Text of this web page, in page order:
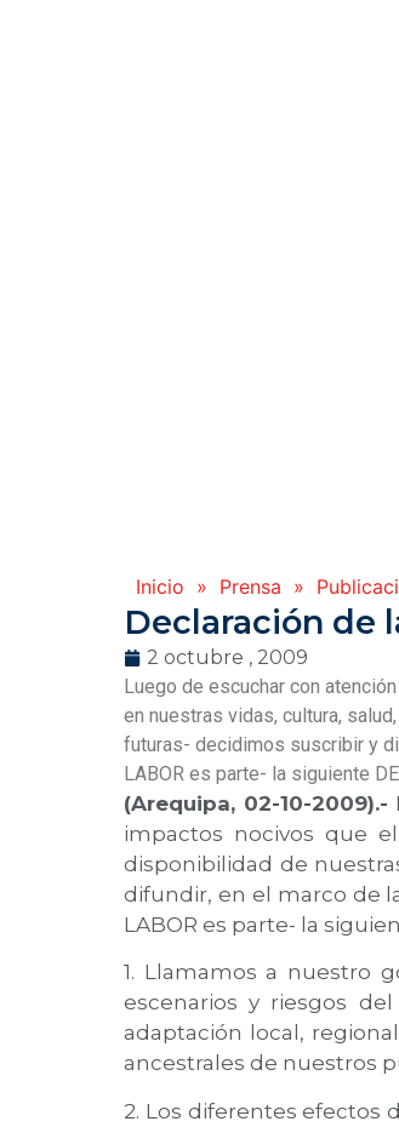
Inicio » Prensa »
Declaración de
2 octubre , 2009
Luego de escuchar con
en nuestras vidas, cultura,
futuras- decidimos suscribir y
LABOR es parte- la siguiente
(Arequipa, 02-10-2009).-
impactos nocivos que
disponibilidad de
difundir, en el marco de
LABOR es parte- la
1. Llamamos a nuestro
escenarios y riesgos
adaptación local,
ancestrales de nuestros
2. Los diferentes efectos